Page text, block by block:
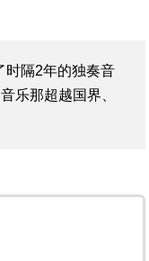
时隔2年的独奏音
乐那超越国界、